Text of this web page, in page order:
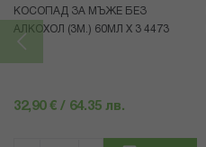
КОСОПАД ЗА МЪЖЕ БЕЗ
АЛКОХОЛ (3М.) 60МЛ X 3 4473
32,90 € / 64.35 лв.